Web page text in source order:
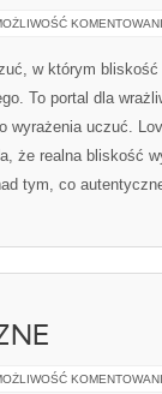
w którym
To portal dla
wyrażenia uczuć.
że realna bliskość
tym, co